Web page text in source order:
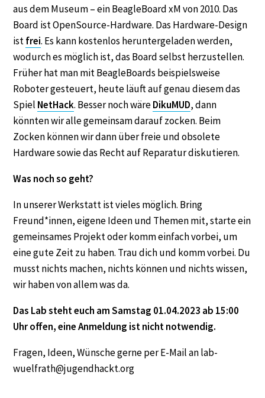
aus dem Museum – ein BeagleBoard xM von 2010. Das
Board ist OpenSource-Hardware. Das Hardware-Design
istfrei. Es kann kostenlos heruntergeladen werden,
wodurch es möglich ist, das Board selbst herzustellen.
Früher hat man mit BeagleBoards beispielsweise
Roboter gesteuert, heute läuft auf genau diesem das
Spiel NetHack. Besser noch wäreDikuMUD, dann
könnten wir alle gemeinsam darauf zocken. Beim
Zocken können wir dann über freie und obsolete
Hardware sowie das Recht auf Reparatur diskutieren.
Was noch so geht?
In unserer Werkstatt ist vieles möglich. Bring
Freund*innen, eigene Ideen und Themen mit, starte ein
gemeinsames Projekt oder komm einfach vorbei, um
eine gute Zeit zu haben. Trau dich und komm vorbei. Du
musst nichts machen, nichts können und nichts wissen,
wir haben von allem was da.
Das Lab steht euch am Samstag 01.04.2023 ab 15:00
Uhr offen, eine Anmeldung ist nicht notwendig.
Fragen, Ideen, Wünsche gerne per E-Mail an lab-
wuelfrath@jugendhackt.org